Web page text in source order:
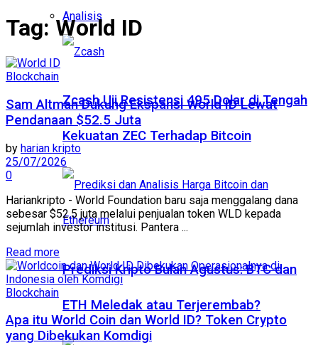
Analisis
Zcash Uji Resistensi 495 Dolar di Tengah
Kekuatan ZEC Terhadap Bitcoin
Prediksi Kripto Bulan Agustus: BTC dan
ETH Meledak atau Terjerembab?
Tag:World ID
Blockchain
Sam Altman Dukung Ekspansi World ID Lewat
Pendanaan $52.5 Juta
by harian kripto
25/07/2026
0
Hariankripto - World Foundation baru saja menggalang dana
sebesar $52.5 juta melalui penjualan token WLD kepada
sejumlah investor institusi. Pantera ...
Read more
Blockchain
Apa itu World Coin dan World ID? Token Crypto
yang Dibekukan Komdigi